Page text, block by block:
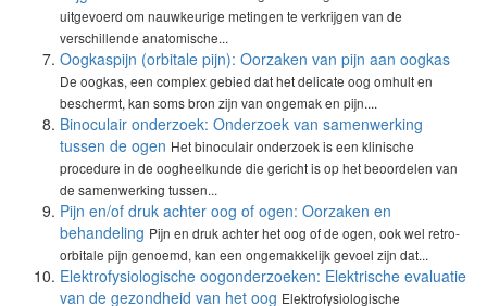
uitgevoerd om nauwkeurige metingen te verkrijgen van de
verschillende anatomische...
Oogkaspijn (orbitale pijn): Oorzaken van pijn aan oogkas
De oogkas, een complex gebied dat het delicate oog omhult en
beschermt, kan soms bron zijn van ongemak en pijn....
Binoculair onderzoek: Onderzoek van samenwerking
tussen de ogen Het binoculair onderzoek is een klinische
procedure in de oogheelkunde die gericht is op het beoordelen van
de samenwerking tussen...
Pijn en/of druk achter oog of ogen: Oorzaken en
behandeling Pijn en druk achter het oog of de ogen, ook wel retro-
orbitale pijn genoemd, kan een ongemakkelijk gevoel zijn dat...
Elektrofysiologische oogonderzoeken: Elektrische evaluatie
van de gezondheid van het oog Elektrofysiologische